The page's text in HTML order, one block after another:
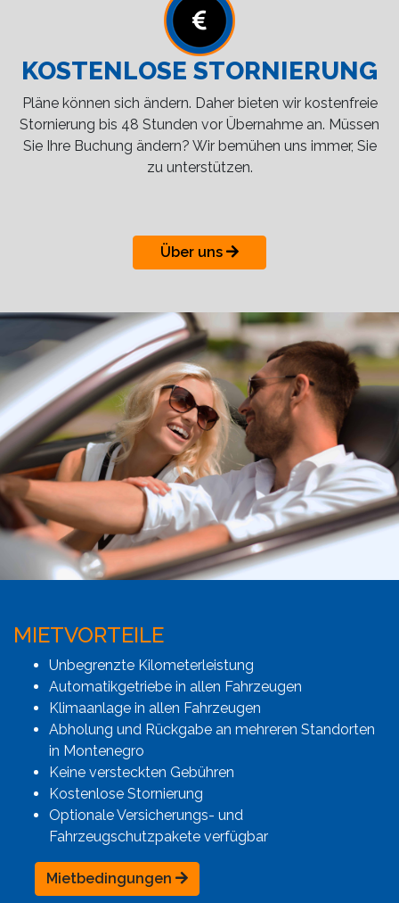
KOSTENLOSE STORNIERUNG
Pläne können sich ändern. Daher bieten wir kostenfreie
Stornierung bis 48 Stunden vor Übernahme an. Müssen
Sie Ihre Buchung ändern? Wir bemühen uns immer, Sie
zu unterstützen.
Über uns
MIETVORTEILE
Unbegrenzte Kilometerleistung
Automatikgetriebe in allen Fahrzeugen
Klimaanlage in allen Fahrzeugen
Abholung und Rückgabe an mehreren Standorten
in Montenegro
Keine versteckten Gebühren
Kostenlose Stornierung
Optionale Versicherungs- und
Fahrzeugschutzpakete verfügbar
Mietbedingungen